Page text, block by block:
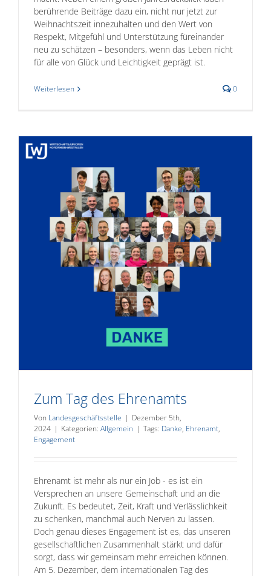
berührende Beiträge dazu ein, nicht nur jetzt zur
Weihnachtszeit innezuhalten und den Wert von
Respekt, Mitgefühl und Unterstützung füreinander
neu zu schätzen – besonders, wenn das Leben nicht
für alle von Glück und Leichtigkeit geprägt ist.
Weiterlesen 0
Zum Tag des Ehrenamts
Von Landesgeschäftsstelle | Dezember 5th,
2024 | Kategorien: Allgemein | Tags: Danke, Ehrenamt,
Engagement
Ehrenamt ist mehr als nur ein Job - es ist ein
Versprechen an unsere Gemeinschaft und an die
Zukunft. Es bedeutet, Zeit, Kraft und Verlässlichkeit
zu schenken, manchmal auch Nerven zu lassen.
Doch genau dieses Engagement ist es, das unseren
gesellschaftlichen Zusammenhalt stärkt und dafür
sorgt, dass wir gemeinsam mehr erreichen können.
Am 5. Dezember, dem internationalen Tag des